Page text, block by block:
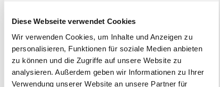
Diese Webseite verwendet Cookies
Wir verwenden Cookies, um Inhalte und Anzeigen zu
personalisieren, Funktionen für soziale Medien anbieten
zu können und die Zugriffe auf unsere Website zu
analysieren. Außerdem geben wir Informationen zu Ihrer
Verwendung unserer Website an unsere Partner für
Mit stolzer Brust, Mio Mio im Herzen! Unser Tukan Pablo
fliegt jetzt mit dir durch deine Abenteuer. Und das auf
einem Unisex-Shirt aus 100% GOTS zertifizierter Bio-
Baumwolle. Da unsere T-Shirts eine lange Passform haben,
empfehlen wir eine Größe unter eurer regulären Größe.